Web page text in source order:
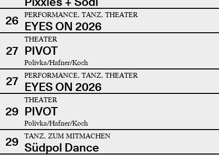
26
PERFORMANCE, TANZ, THEATER
EYES ON 2026
27
THEATER
PIVOT
Polivka/Hafner/Koch
27 PERFORMANCE, TANZ, THEATER
EYES ON 2026
29
THEATER
PIVOT
Polivka/Hafner/Koch
29 TANZ, ZUM MITMACHEN
Südpol Dance